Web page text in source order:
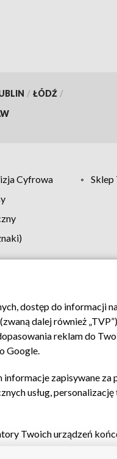
/ ŁÓDŹ /
Cyfrowa
Sklep
Kontakt
dostęp do informacji
dalej również
reklam do
Google.
informacje zapisywane
usług,
Twoich urządzeń
oraz